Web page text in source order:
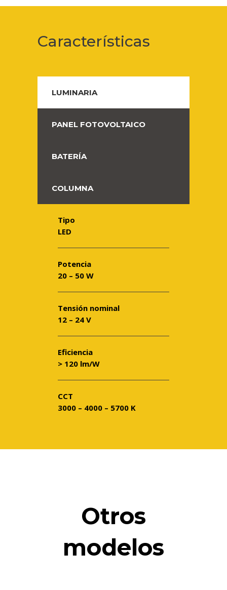
Características
LUMINARIA
PANEL FOTOVOLTAICO
BATERÍA
COLUMNA
Tipo
LED
Potencia
20 – 50 W
Tensión nominal
12 – 24 V
Eficiencia
> 120 lm/W
CCT
3000 – 4000 – 5700 K
Otros
modelos